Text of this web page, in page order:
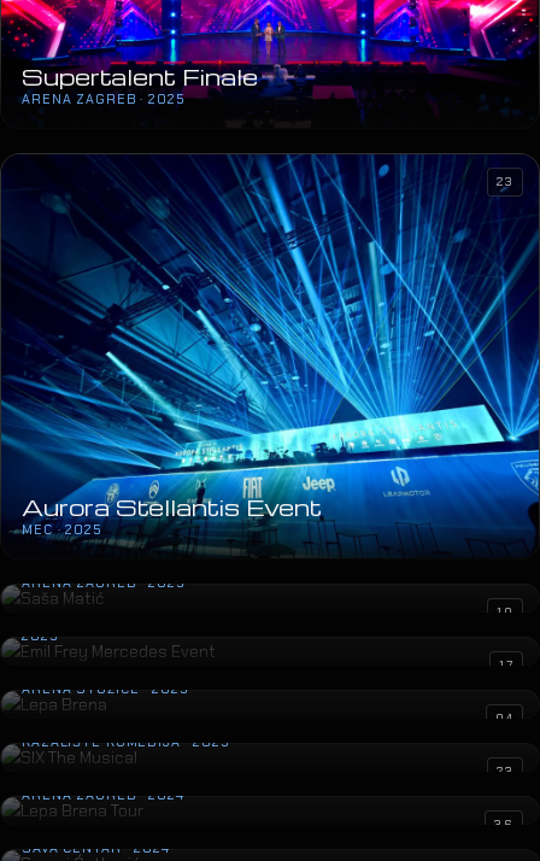
Supertalent Finale
ARENA ZAGREB · 2025
Aurora Stellantis Event
MEC · 2025
23
Saša Matić
ARENA ZAGREB · 2025
10
Emil Frey Mercedes Event
2025
17
Lepa Brena
ARENA STOŽICE · 2025
04
SIX The Musical
KAZALIŠTE KOMEDIJA · 2025
23
Lepa Brena Tour
ARENA ZAGREB · 2024
36
Sergej Ćetković
SAVA CENTAR · 2024